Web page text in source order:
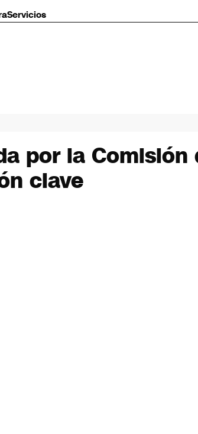
Servicios
por la Comisión
clave